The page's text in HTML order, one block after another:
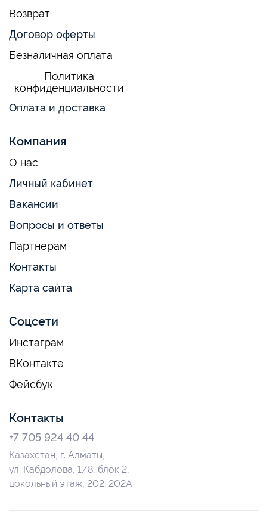
Возврат
Договор оферты
Безналичная оплата
Политика
конфиденциальности
Оплата и доставка
Компания
О нас
Личный кабинет
Вакансии
Вопросы и ответы
Партнерам
Контакты
Карта сайта
Соцсети
Инстаграм
ВКонтакте
Фейсбук
Контакты
+7 705 924 40 44
Казахстан, г. Алматы,
ул. Кабдолова, 1/8, блок 2,
цокольный этаж, 202; 202А.